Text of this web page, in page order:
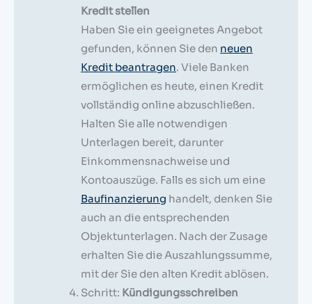
Kredit stellen
Haben Sie ein geeignetes Angebot
gefunden, können Sie den neuen
Kredit beantragen. Viele Banken
ermöglichen es heute, einen Kredit
vollständig online abzuschließen.
Halten Sie alle notwendigen
Unterlagen bereit, darunter
Einkommensnachweise und
Kontoauszüge. Falls es sich um eine
Baufinanzierung handelt, denken Sie
auch an die entsprechenden
Objektunterlagen. Nach der Zusage
erhalten Sie die Auszahlungssumme,
mit der Sie den alten Kredit ablösen.
Schritt: Kündigungsschreiben